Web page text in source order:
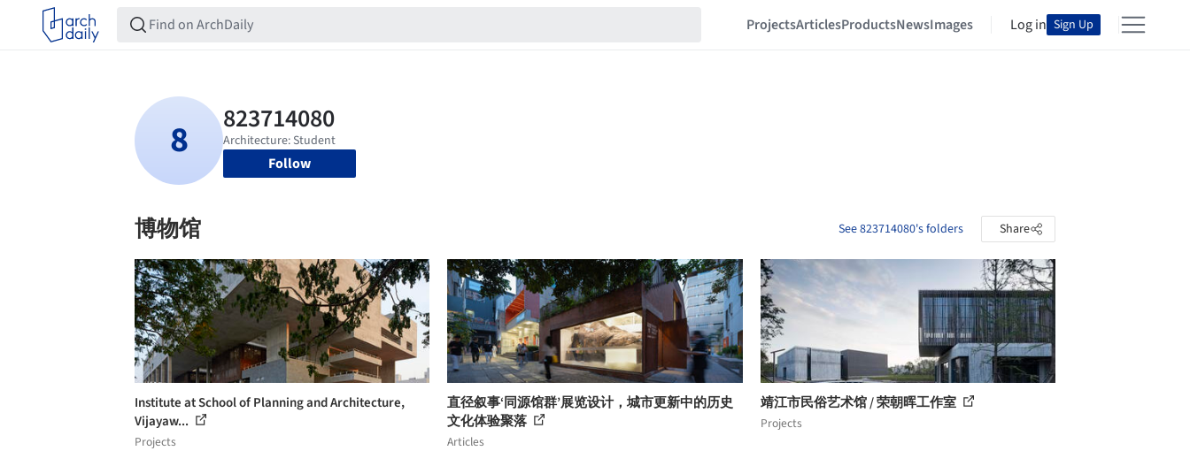
ProjectsArticlesProductsNewsImages Log in Sign Up
Follow
博物馆 See 823714080's folders Share
Institute at School of Planning and Architecture,
Vijayaw...
Projects
直径叙事‘同源馆群’展览设计，城市更新中的历史
文化体验聚落
Articles
靖江市民俗艺术馆 / 荣朝晖工作室
Projects